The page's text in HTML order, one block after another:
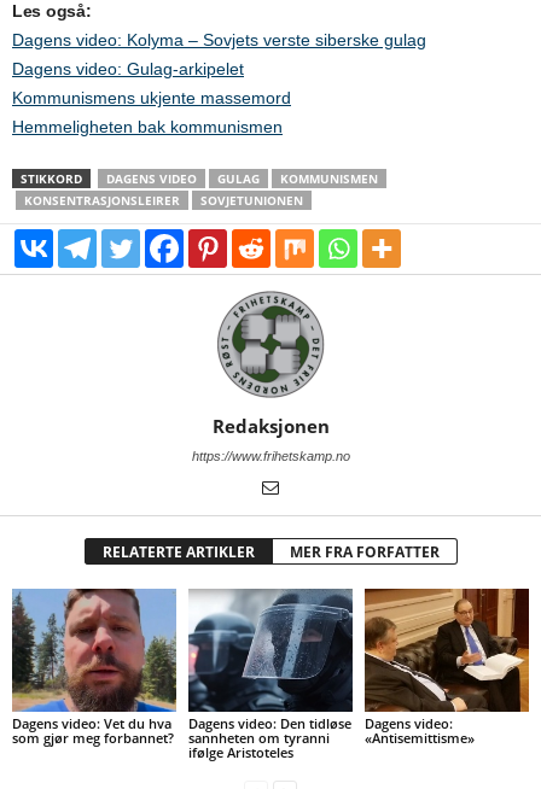
Les også:
Dagens video: Kolyma – Sovjets verste siberske gulag
Dagens video: Gulag-arkipelet
Kommunismens ukjente massemord
Hemmeligheten bak kommunismen
STIKKORD DAGENS VIDEO GULAG
KOMMUNISMEN
KONSENTRASJONSLEIRER
SOVJETUNIONEN
Redaksjonen
https://www.frihetskamp.no
RELATERTE ARTIKLER MER FRA FORFATTER
Dagens video: Vet du hva
som gjør meg forbannet?
Dagens video: Den tidløse
sannheten om tyranni
ifølge Aristoteles
Dagens video:
«Antisemittisme»